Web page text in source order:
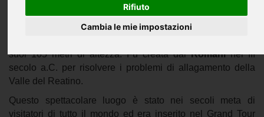
Rifiuto
Cambia le mie impostazioni
dell'interazione continua tra natura e intervento
dell'ingegno dell'uomo.
suoi 165 metri di altezza. Fu creata daiRomaninel III
secolo a.C. per risolvere i problemi di allagamento della
Valle del Reatino.
Questo spettacolare luogo è stato nei secoli meta di
visitatori di tutto il mondo ed era inserito nel Grand Tour